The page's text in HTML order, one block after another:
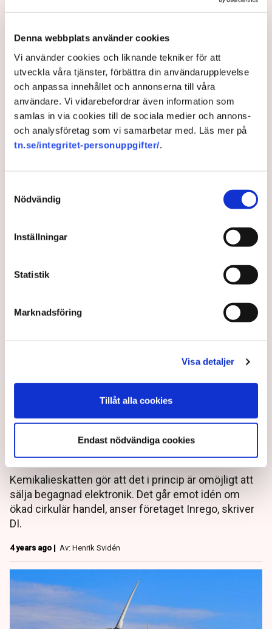
Denna webbplats använder cookies
Vi använder cookies och liknande tekniker för att
utveckla våra tjänster, förbättra din användarupplevelse
och anpassa innehållet och annonserna till våra
användare. Vi vidarebefordrar även information som
samlas in via cookies till de sociala medier och annons-
och analysföretag som vi samarbetar med. Läs mer på
tn.se/integritet-personuppgifter/.
Nödvändig
Inställningar
Statistik
Marknadsföring
Visa detaljer
Tillåt alla cookies
Endast nödvändiga cookies
Svenska Stilrides hemliga
miljöknep – viker ihop fordon
fordonsbranschen med sin teknik för vikbart stål. ”Vi
pusselbiten”, säger medgrundaren Jonas Nyvang.
Kemikalieskatten stoppar den
cirkulära handeln
Kemikalieskatten gör att det i princip är omöjligt att
sälja begagnad elektronik. Det går emot idén om
ökad cirkulär handel, anser företaget Inrego, skriver
DI.
4 years ago | Av: Henrik Svidén